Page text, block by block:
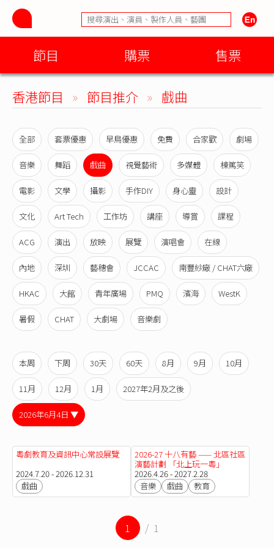
節目 購票 售票
香港節目 » 節目推介 » 戲曲
全部 套票優惠 早鳥優惠 免費 合家歡 劇場
音樂 舞蹈 戲曲 視覺藝術 多媒體 棟篤笑
電影 文學 攝影 手作DIY 身心靈 設計
文化 Art Tech 工作坊 講座 導賞 課程
ACG 演出 放映 展覽 演唱會 在線
內地 深圳 藝穗會 JCCAC 南豐紗廠 / CHAT六廠
HKAC 大館 青年廣場 PMQ 濱海 WestK
暑假 CHAT 大劇場 音樂劇
本周 下周 30天 60天 8月 9月 10月
11月 12月 1月 2027年2月及之後
2026年6月4日 ▼
粵劇教育及資訊中心常設展覽
2024.7.20 - 2026.12.31
戲曲
2026-27 十八有藝 —— 北區社區
演藝計劃 「北上玩一粵」
2026.4.26 - 2027.2.28
音樂
戲曲 教育
1 / 1